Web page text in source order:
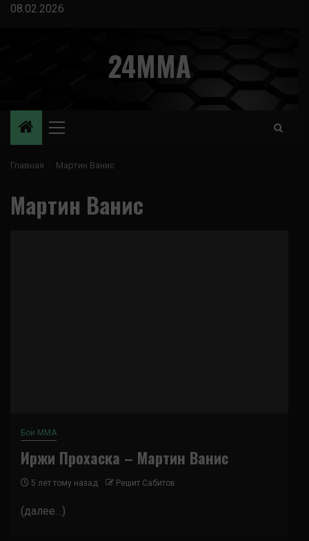
Перейти
08.02.2026
24MMA
Основное
Главная Мартин Ванис
Мартин Ванис
Бои ММА
Иржи Прохаска – Мартин Ванис
5 лет тому назад Решит Сабитов
(далее…)